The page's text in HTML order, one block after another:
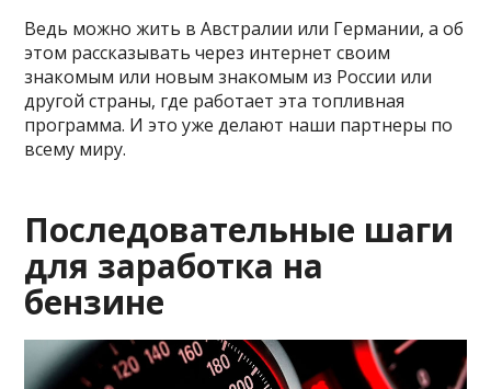
Ведь можно жить в Австралии или Германии, а об
этом рассказывать через интернет своим
знакомым или новым знакомым из России или
другой страны, где работает эта топливная
программа. И это уже делают наши партнеры по
всему миру.
Последовательные шаги
для заработка на
бензине